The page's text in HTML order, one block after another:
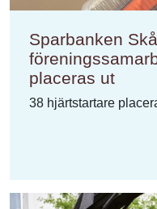
Sparbanken
placeras ut
38 hjärtstartare